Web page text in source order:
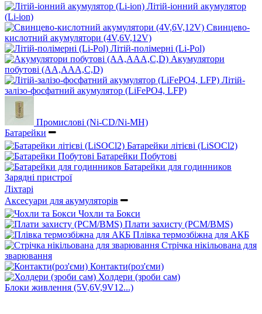
Літій-іонний акумулятор
(Li-ion)
Свинцево-
кислотний акумулятори (4V,6V,12V)
Літій-полімерні (Li-Pol)
Акумулятори
побутові (AA,AAA,C,D)
Літій-
залізо-фосфатний акумулятор (LiFePO4, LFP)
Промислові (Ni-CD/Ni-MH)
Батарейки
Батарейки літієві (LiSOCl2)
Батарейки Побутові
Батарейки для годинников
Зарядні пристрої
Ліхтарі
Аксесуари для акумуляторів
Чохли та Бокси
Плати захисту (PCM/BMS)
Плівка термозбіжна для АКБ
Стрічка нікільована для
зварювання
Контакти(роз'єми)
Холдери (зроби сам)
Блоки живлення (5V,6V,9V12...)